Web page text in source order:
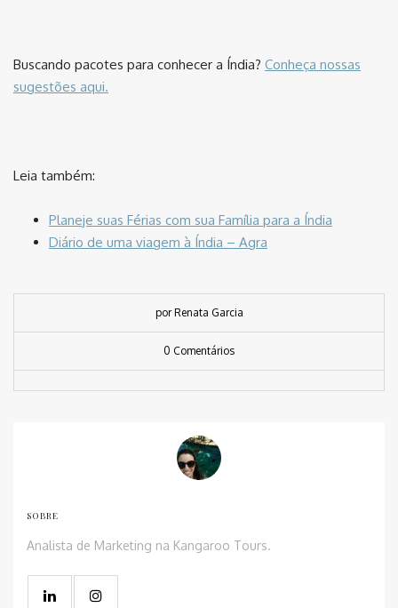
Buscando pacotes para conhecer a Índia? Conheça nossas
sugestões aqui.
Leia também:
Planeje suas Férias com sua Família para a Índia
Diário de uma viagem à Índia – Agra
por Renata Garcia
0 Comentários
SOBRE
Analista de Marketing na Kangaroo Tours.